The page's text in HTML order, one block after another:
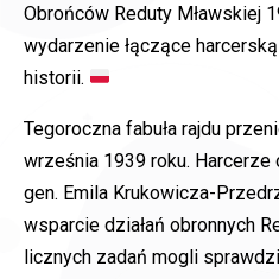
Obrońców Reduty Mławskiej
wydarzenie łączące
historii.
Tegoroczna fabuła rajdu
września 1939 roku.
gen. Emila Krukowicza-
wsparcie działań obronnych
licznych zadań mogli